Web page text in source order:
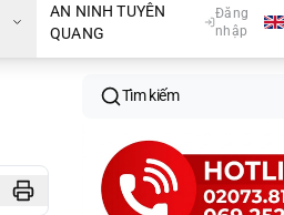
AN NINH TUYÊN
QUANG
Đăng
nhập
Tìm kiếm